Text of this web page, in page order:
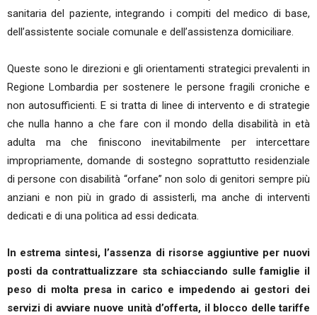
sanitaria del paziente, integrando i compiti del medico di base,
dell’assistente sociale comunale e dell’assistenza domiciliare.
Queste sono le direzioni e gli orientamenti strategici prevalenti in
Regione Lombardia per sostenere le persone fragili croniche e
non autosufficienti. E si tratta di linee di intervento e di strategie
che nulla hanno a che fare con il mondo della disabilità in età
adulta ma che finiscono inevitabilmente per intercettare
impropriamente, domande di sostegno soprattutto residenziale
di persone con disabilità “orfane” non solo di genitori sempre più
anziani e non più in grado di assisterli, ma anche di interventi
dedicati e di una politica ad essi dedicata.
In estrema sintesi, l’assenza di risorse aggiuntive per nuovi
posti da contrattualizzare sta schiacciando sulle famiglie il
peso di molta presa in carico e impedendo ai gestori dei
servizi di avviare nuove unità d’offerta, il blocco delle tariffe